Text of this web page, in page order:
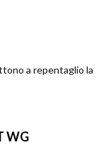
a repentaglio la
WG